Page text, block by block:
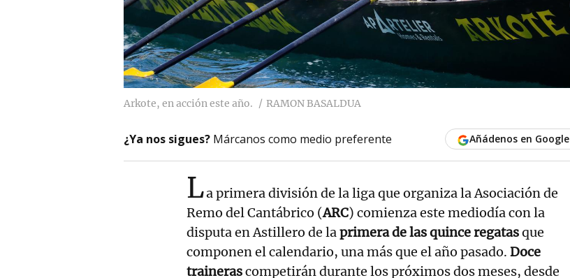
Arkote, en acción este año. RAMON BASALDUA
¿Ya nos sigues? Márcanos como medio preferente Añádenos en Google
La primera división de la liga que organiza la Asociación de
Remo del Cantábrico (ARC) comienza este mediodía con la
disputa en Astillero de laprimera de las quince regatasque
componen el calendario, una más que el año pasado. Doce
trainerascompetirán durante los próximos dos meses, desde